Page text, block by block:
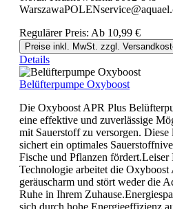
Regulärer Preis: Ab 10,99 €
Preise inkl. MwSt. zzgl.
Details
Belüfterpumpe Oxyboost
Die Oxyboost APR Plus
eine effektive und zuverlässige
mit Sauerstoff zu versorgen.
sichert ein optimales
Fische und Pflanzen
Technologie arbeitet die Oxyboost
geräuscharm und stört weder die
Ruhe in Ihrem
sich durch hohe Energieeffizienz